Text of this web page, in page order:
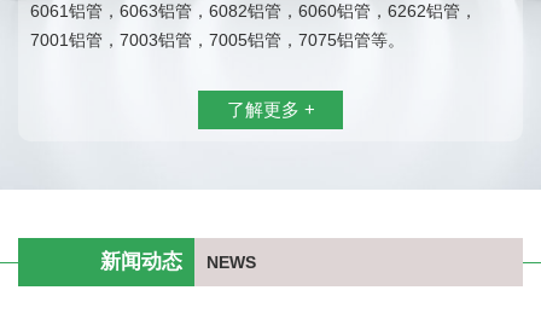
6061铝管，6063铝管，6082铝管，6060铝管，6262铝管，
7001铝管，7003铝管，7005铝管，7075铝管等。
了解更多 +
新闻动态 NEWS